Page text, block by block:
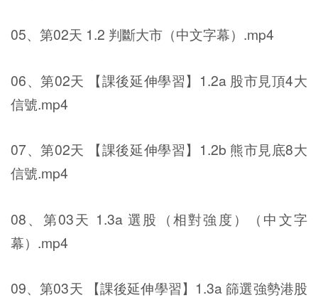
05、第02天 1.2 判斷大市（中文字幕）.mp4
06、第02天 【課後延伸學習】1.2a 股市見頂4大
信號.mp4
07、第02天 【課後延伸學習】1.2b 熊市見底8大
信號.mp4
08、第03天 1.3a 選股（相對強度）（中文字
幕）.mp4
09、第03天 【課後延伸學習】1.3a 篩選強勢港股